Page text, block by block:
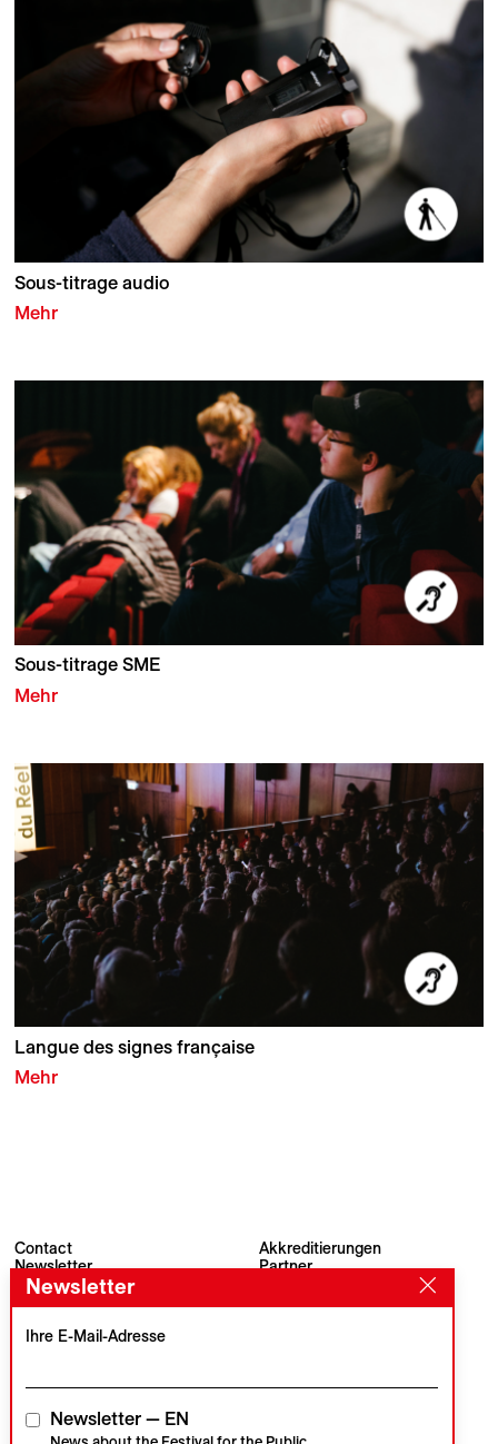
Sous-titrage audio
Mehr
Sous-titrage SME
Mehr
Langue des signes française
Mehr
Contact
Newsletter
Archiv
Akkreditierungen
Partner
Visions du Réel
Place du Marché 2
CH–1260 Nyon
#VisionsduReel
Hauptpartner Medienpartner
Newsletter
Ihre E-Mail-Adresse
Newsletter — EN